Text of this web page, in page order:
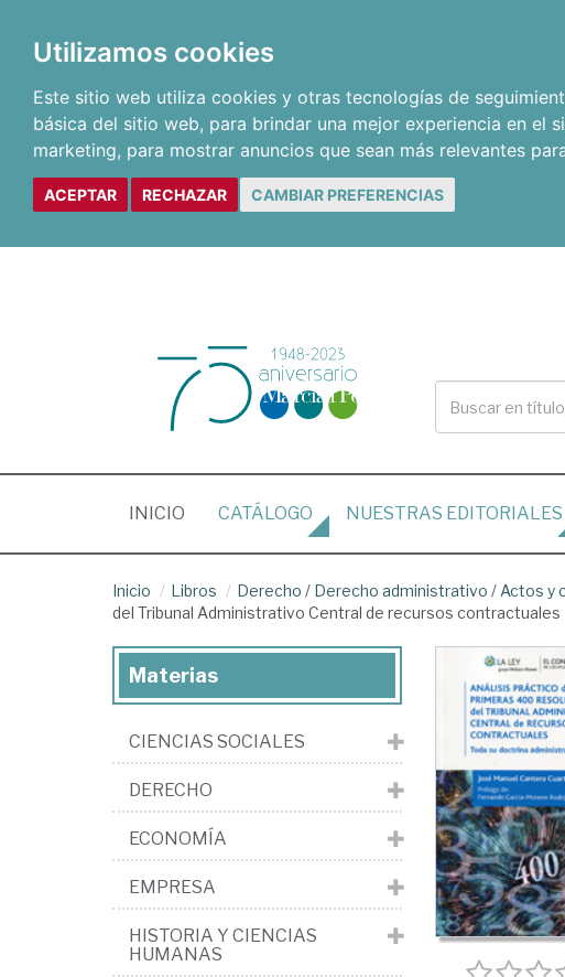
Utilizamos cookies
Este sitio web utiliza cookies y otras tecnologías de
básica del sitio web, para brindar una mejor experiencia en el
marketing, para mostrar anuncios que sean más relevantes
ACEPTAR RECHAZAR CAMBIAR PREFERENCIAS
INICIO (CURRENT)
CATÁLOGO NUESTRAS EDITORIALES
Inicio Libros Derecho / Derecho administrativo / Actos y
del Tribunal Administrativo Central de recursos contractuales
Materias
CIENCIAS SOCIALES
DERECHO
ECONOMÍA
EMPRESA
HISTORIA Y CIENCIAS
HUMANAS